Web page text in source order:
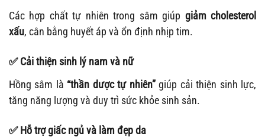
Các hợp chất tự nhiên trong sâm giúp giảm cholesterol
xấu, cân bằng huyết áp và ổn định nhịp tim.
✅ Cải thiện sinh lý nam và nữ
Hồng sâm là “thần dược tự nhiên”giúp cải thiện sinh lực,
tăng năng lượng và duy trì sức khỏe sinh sản.
✅ Hỗ trợ giấc ngủ và làm đẹp da